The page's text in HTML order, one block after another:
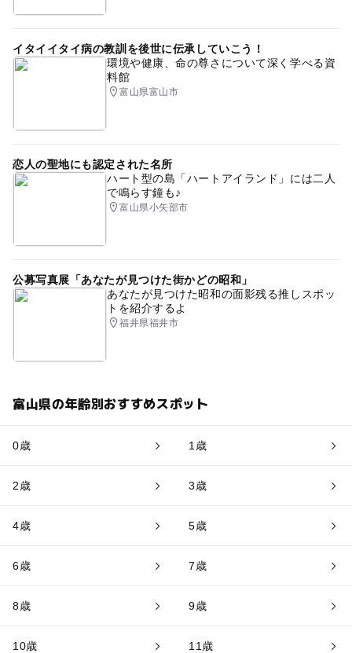
イタイイタイ病の教訓を後世に伝承していこう！
環境や健康、命の尊さについて深く学べる資
料館
富山県富山市
恋人の聖地にも認定された名所
ハート型の島「ハートアイランド」には二人
で鳴らす鐘も♪
富山県小矢部市
公募写真展「あなたが見つけた街かどの昭和」
あなたが見つけた昭和の面影残る推しスポッ
トを紹介するよ
福井県福井市
富山県の年齢別おすすめスポット
0歳 1歳
2歳 3歳
4歳 5歳
6歳 7歳
8歳 9歳
10歳 11歳